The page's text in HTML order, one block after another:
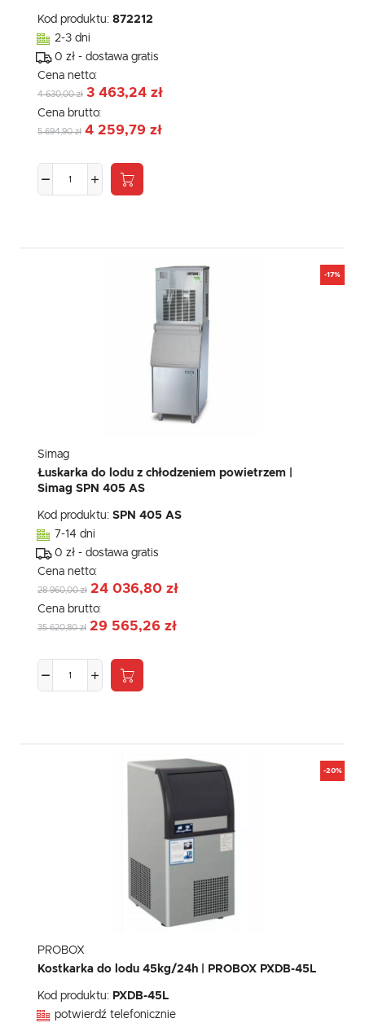
Kod produktu: 872212
2-3 dni
0 zł - dostawa gratis
Cena netto:
4 630,00 zł 3 463,24 zł
Cena brutto:
5 694,90 zł 4 259,79 zł
-17%
Simag
Łuskarka do lodu z chłodzeniem powietrzem |
Simag SPN 405 AS
Kod produktu: SPN 405 AS
7-14 dni
0 zł - dostawa gratis
Cena netto:
28 960,00 zł 24 036,80 zł
Cena brutto:
35 620,80 zł 29 565,26 zł
-20%
PROBOX
Kostkarka do lodu 45kg/24h | PROBOX PXDB-45L
Kod produktu: PXDB-45L
potwierdź telefonicznie